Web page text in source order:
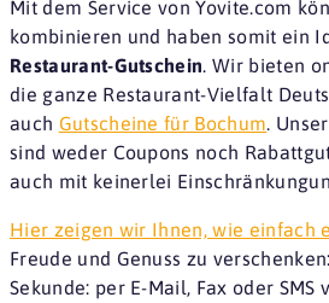
Mit dem Service von Yovite.com
kombinieren und haben somit ein
Restaurant-Gutschein. Wir bieten
die ganze Restaurant-Vielfalt
auch Gutscheine für Bochum.
sind weder Coupons noch
auch mit keinerlei
Hier zeigen wir Ihnen, wie einfach
Freude und Genuss zu
Sekunde: per E-Mail, Fax oder